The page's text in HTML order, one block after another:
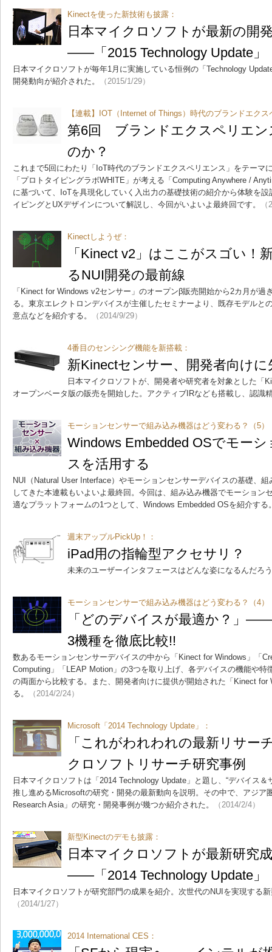
Kinectを使った新技術も披露：
日本マイクロソフトが最新の開
――「2015 Technology Update」
日本マイクロソフトが毎年1月に実施している恒例の「Technology
開発動向が紹介された。
（2015/1/29）
【連載】IOT（Internet of Things）時代のブランドエク
第6回 ブランドエクスペリエン
のか？
これまで5回にわたり「IoT時代のブランドエクスペリエンス」をテーマ
「プロトタイピングラボWHITE」が考える「Computing Anywhere /
に基づいて、IoTを具現化していく入出力の基礎技術の紹介から体験を
イピングとUXデザインについて解説し、今回がいよいよ最終回です。
Kinectしようぜ：
「Kinect v2」はここがスゴい！
るNUI開発の最前線
「Kinect for Windows v2センサー」のオープンβ販売開始から2カ月が過
る。東京エレクトロンデバイスが主催したセミナーより、既存モデルと
意点などを紹介する。
（2014/9/29）
4番目のセンシング機能を新搭載：
新Kinectセンサー、開発者向けに
日本マイクロソフトが、開発者や研究者を対象とした「
オープンベータ版の販売を開始した。アクティブIRなども搭載し、認識
モーションセンサーで組み込み機器はどう変わる？（5）
Windows Embedded OSでモー
スを活用する
NUI（Natural User Interface）やモーションセンサーデバイスの基礎、
してきた本連載もいよいよ最終回。今回は、組み込み機器でモーション
適なプラットフォームの1つとして、Windows Embedded OSを紹介する
週末アップルPickUp！：
iPad用の指輪型アクセサリ？
未来のユーザーインタフェースはどんな姿になるんだろ
モーションセンサーで組み込み機器はどう変わる？（4）
「どのデバイスが最適か？」
3機種を徹底比較!!
数あるモーションセンサーデバイスの中から「Kinect for Windows」「
Computing」「LEAP Motion」の3つを取り上げ、各デバイスの機能や特
の両面から比較する。また、開発者向けに提供が開始された「Kinect for
る。
（2014/2/24）
Microsoft「2014 Technology Update」：
「これがわれわれの最新リサ
クロソフトリサーチ研究事例
日本マイクロソフトは「2014 Technology Update」と題し、“デバイス
推し進めるMicrosoftの研究・開発の最新動向を説明。その中で、アジア
Research Asia」の研究・開発事例が幾つか紹介された。
（2014/2/4）
新型Kinectのデモも披露：
日本マイクロソフトが最新研究
――「2014 Technology Update」
日本マイクロソフトが研究部門の成果を紹介。次世代のNUIを実現する
（2014/1/27）
2014 International CES：